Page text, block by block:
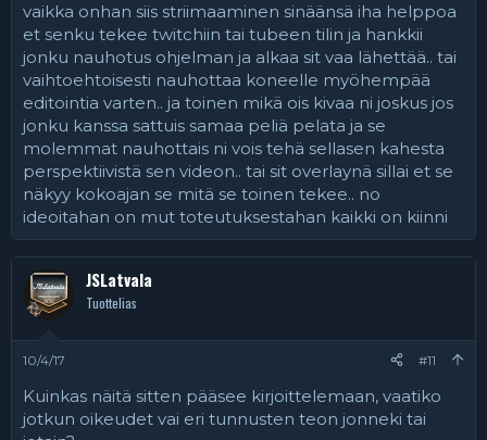
vaikka onhan siis striimaaminen sinäänsä iha helppoa
et senku tekee twitchiin tai tubeen tilin ja hankkii
jonku nauhotus ohjelman ja alkaa sit vaa lähettää.. tai
vaihtoehtoisesti nauhottaa koneelle myöhempää
editointia varten.. ja toinen mikä ois kivaa ni joskus jos
jonku kanssa sattuis samaa peliä pelata ja se
molemmat nauhottais ni vois tehä sellasen kahesta
perspektiivistä sen videon.. tai sit overlaynä sillai et se
näkyy kokoajan se mitä se toinen tekee.. no
ideoitahan on mut toteutuksestahan kaikki on kiinni
JSLatvala
Tuottelias
10/4/17 #11
Kuinkas näitä sitten pääsee kirjoittelemaan, vaatiko
jotkun oikeudet vai eri tunnusten teon jonneki tai